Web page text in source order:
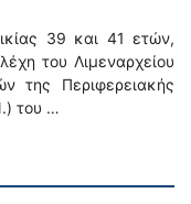
39 και 41 ετών,
του Λιμεναρχείου
της Περιφερειακής
του …